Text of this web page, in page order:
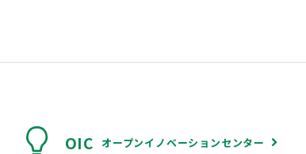
OIC オープンイノベーションセンター